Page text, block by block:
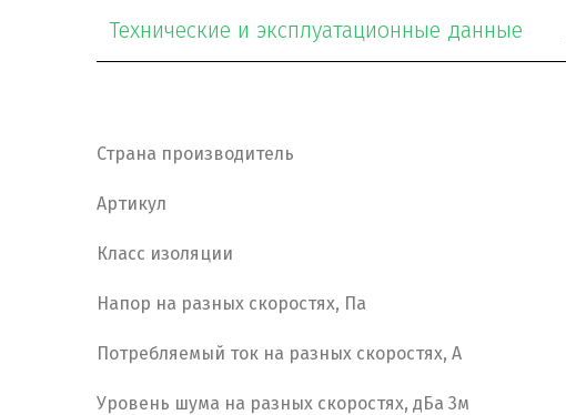
Технические и эксплуатационные данные
Страна производитель
Артикул
Класс изоляции
Напор на разных скоростях, Па
Потребляемый ток на разных скоростях, А
Уровень шума на разных скоростях, дБа 3м